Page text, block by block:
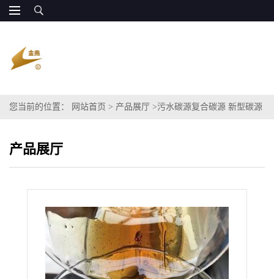
您当前的位置： 网站首页 > 产品展厅 >污水碳源复合碳源 新型碳源
产品展厅